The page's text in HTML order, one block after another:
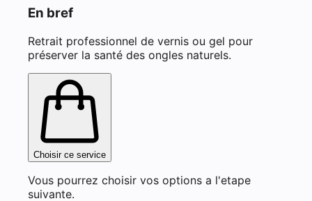
En bref
Retrait professionnel de vernis ou gel pour
préserver la santé des ongles naturels.
Choisir ce service
Vous pourrez choisir vos options a l'etape
suivante.